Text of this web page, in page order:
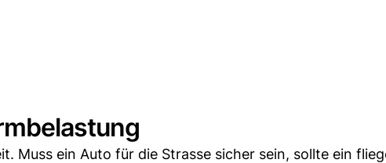
Muss ein Auto für die Strasse sicher sein, sollte ein